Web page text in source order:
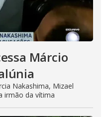
Márcio
Nakashima, Mizael
irmão da vítima